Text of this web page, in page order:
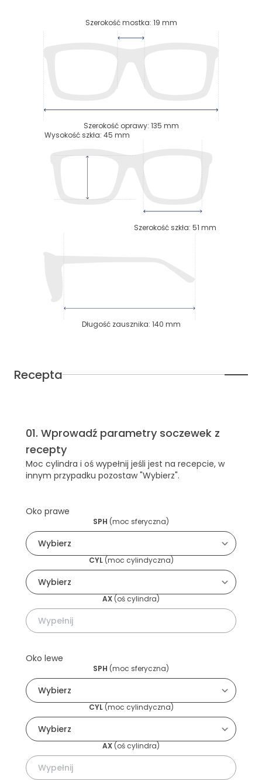
Szerokość mostka: 19 mm
Szerokość oprawy: 135 mm
Wysokość szkła: 45 mm
Szerokość szkła: 51 mm
Długość zausznika: 140 mm
Recepta
01. Wprowadź parametry soczewek z
recepty
Moc cylindra i oś wypełnij jeśli jest na recepcie, w
innym przypadku pozostaw "Wybierz".
Oko prawe
SPH (moc sferyczna)
CYL(moc cylindyczna)
AX (oś cylindra)
Oko lewe
SPH (moc sferyczna)
CYL(moc cylindyczna)
AX (oś cylindra)